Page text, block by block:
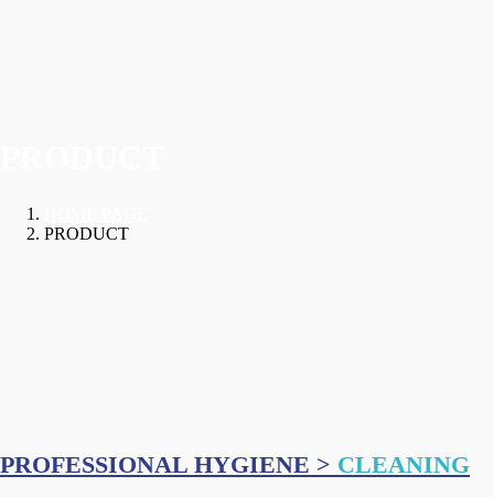
PRODUCT
PROFESSIONAL HYGIENE > CLEANING